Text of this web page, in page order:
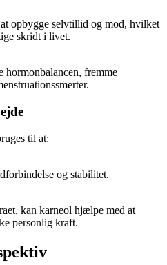
opbygge selvtillid og mod, hvilket
skridt i livet.
hormonbalancen, fremme
til at:
og stabilitet.
kan karneol hjælpe med at
personlig kraft.